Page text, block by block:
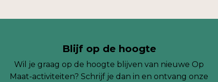
Blijf op de hoogte
Wil je graag op de hoogte blijven van nieuwe Op
Maat-activiteiten? Schrijf je dan in en ontvang onze